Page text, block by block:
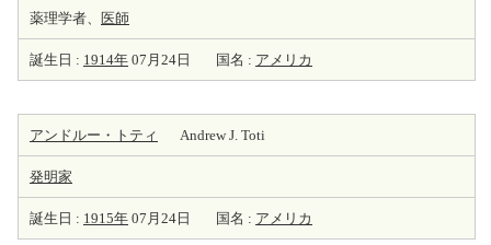
薬理学者、 医師
誕生日 : 1914年 07月24日 国名 : アメリカ
アンドルー・トティ Andrew J. Toti
発明家
誕生日 : 1915年 07月24日 国名 : アメリカ